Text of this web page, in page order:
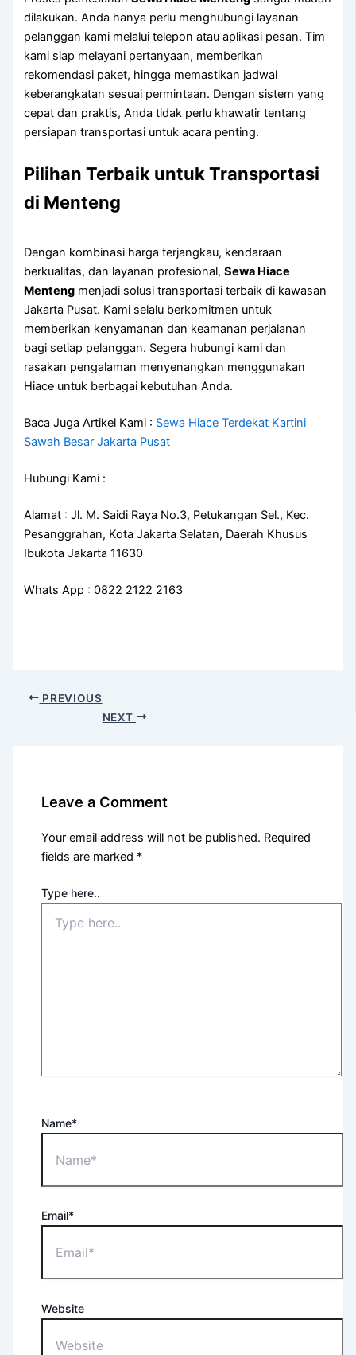
dilakukan. Anda hanya perlu menghubungi layanan
pelanggan kami melalui telepon atau aplikasi pesan. Tim
kami siap melayani pertanyaan, memberikan
rekomendasi paket, hingga memastikan jadwal
keberangkatan sesuai permintaan. Dengan sistem yang
cepat dan praktis, Anda tidak perlu khawatir tentang
persiapan transportasi untuk acara penting.
Pilihan Terbaik untuk Transportasi
di Menteng
Dengan kombinasi harga terjangkau, kendaraan
berkualitas, dan layanan profesional,Sewa Hiace
Menteng menjadi solusi transportasi terbaik di kawasan
Jakarta Pusat. Kami selalu berkomitmen untuk
memberikan kenyamanan dan keamanan perjalanan
bagi setiap pelanggan. Segera hubungi kami dan
rasakan pengalaman menyenangkan menggunakan
Hiace untuk berbagai kebutuhan Anda.
Baca Juga Artikel Kami : Sewa Hiace Terdekat Kartini
Sawah Besar Jakarta Pusat
Hubungi Kami :
Alamat : Jl. M. Saidi Raya No.3, Petukangan Sel., Kec.
Pesanggrahan, Kota Jakarta Selatan, Daerah Khusus
Ibukota Jakarta 11630
Whats App : 0822 2122 2163
PREVIOUS
NEXT
Leave a Comment
Your email address will not be published. Required
fields are marked *
Type here..
Name*
Email*
Website